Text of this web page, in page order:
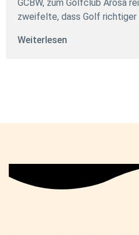
GCBW, zum Golfclub Arosa
zweifelte, dass Golf
Weiterlesen